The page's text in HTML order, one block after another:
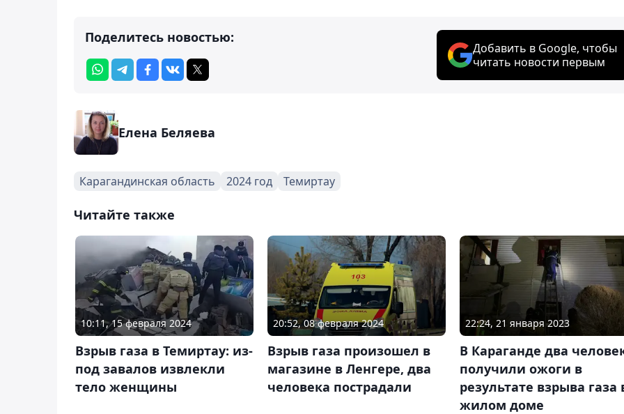
Поделитесь новостью:
Добавить в Google, чтобы
читать новости первым
Елена Беляева
Карагандинская область 2024 год Темиртау
Читайте также
10:11, 15 февраля 2024
Взрыв газа в Темиртау: из-
под завалов извлекли
тело женщины
20:52, 08 февраля 2024
Взрыв газа произошел в
магазине в Ленгере, два
человека пострадали
22:24, 21 января 2023
В Караганде два
получили ожоги в
результате взрыва газа
жилом доме